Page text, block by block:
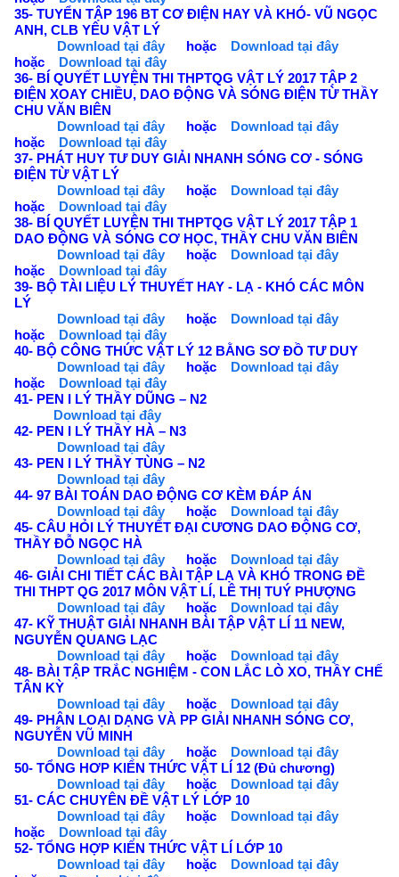
35- TUYỂN TẬP 196 BT CƠ ĐIỆN HAY VÀ KHÓ- VŨ NGỌC
ANH, CLB YÊU VẬT LÝ
Download tại đây
hoặc Download tại đây
hoặc Download tại đây
36- BÍ QUYẾT LUYỆN THI THPTQG VẬT LÝ 2017 TẬP 2
ĐIỆN XOAY CHIỀU, DAO ĐỘNG VÀ SÓNG ĐIỆN TỪ THẦY
CHU VĂN BIÊN
Download tại đây
hoặc Download tại đây
hoặc Download tại đây
37- PHÁT HUY TƯ DUY GIẢI NHANH SÓNG CƠ - SÓNG
ĐIỆN TỪ VẬT LÝ
Download tại đây
hoặc Download tại đây
hoặc Download tại đây
38- BÍ QUYẾT LUYỆN THI THPTQG VẬT LÝ 2017 TẬP 1
DAO ĐỘNG VÀ SÓNG CƠ HỌC, THẦY CHU VĂN BIÊN
Download tại đây
hoặc Download tại đây
hoặc Download tại đây
39- BỘ TÀI LIỆU LÝ THUYẾT HAY - LẠ - KHÓ CÁC MÔN
LÝ
Download tại đây
hoặc Download tại đây
hoặc Download tại đây
40- BỘ CÔNG THỨC VẬT LÝ 12 BẰNG SƠ ĐỒ TƯ DUY
Download tại đây
hoặc Download tại đây
hoặc Download tại đây
41- PEN I LÝ THẦY DŨNG – N2
Download tại đây
42- PEN I LÝ THẦY HÀ – N3
Download tại đây
43- PEN I LÝ THẦY TÙNG – N2
Download tại đây
44- 97 BÀI TOÁN DAO ĐỘNG CƠ KÈM ĐÁP ÁN
Download tại đây
hoặc Download tại đây
45- CÂU HỎI LÝ THUYẾT ĐẠI CƯƠNG DAO ĐỘNG CƠ,
THẦY ĐỖ NGỌC HÀ
Download tại đây
hoặc Download tại đây
46- GIẢI CHI TIẾT CÁC BÀI TẬP LẠ VÀ KHÓ TRONG ĐỀ
THI THPT QG 2017 MÔN VẬT LÍ, LÊ THỊ TUÝ PHƯỢNG
Download tại đây
hoặc Download tại đây
47- KỸ THUẬT GIẢI NHANH BÀI TẬP VẬT LÍ 11 NEW,
NGUYỄN QUANG LẠC
Download tại đây
hoặc
Download tại đây
48- BÀI TẬP TRẮC NGHIỆM - CON LẮC LÒ XO, THẦY CHẾ
TÂN KỲ
Download tại đây
hoặc Download tại đây
49- PHÂN LOẠI DẠNG VÀ PP GIẢI NHANH SÓNG CƠ,
NGUYỄN VŨ MINH
Download tại đây
hoặc
Download tại đây
50- TỔNG HƠP KIẾN THỨC VẬT LÍ 12 (Đủ chương)
Download tại đây
hoặc
Download tại đây
51- CÁC CHUYÊN ĐỀ VẬT LÝ LỚP 10
Download tại đây
hoặc Download tại đây
hoặc Download tại đây
52- TỔNG HỢP KIẾN THỨC VẬT LÍ LỚP 10
Download tại đây
hoặc
Download tại đây